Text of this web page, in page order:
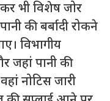
भी विशेष जोर
की बर्बादी रोकने
विभागीय
जहां पानी की
नोटिस जारी